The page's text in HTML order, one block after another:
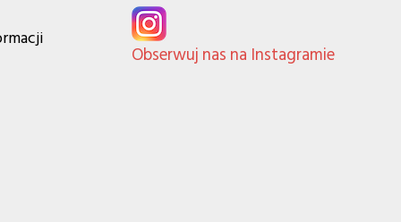
Obserwuj nas na Instagramie